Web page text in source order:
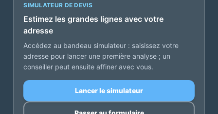
SIMULATEUR DE DEVIS
Estimez les grandes lignes avec votre
adresse
Accédez au bandeau simulateur : saisissez votre
adresse pour lancer une première analyse ; un
conseiller peut ensuite affiner avec vous.
Lancer le simulateur